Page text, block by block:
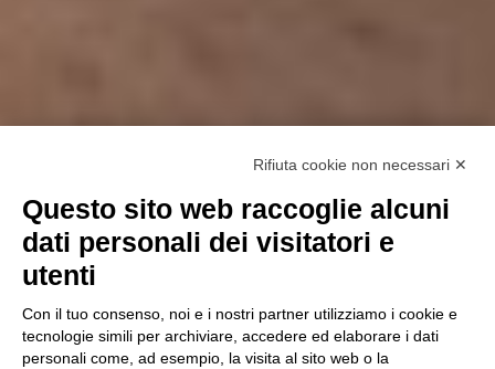
Rifiuta cookie non necessari ✕
Questo sito web raccoglie alcuni
dati personali dei visitatori e
utenti
Con il tuo consenso, noi e i nostri partner utilizziamo i cookie e
tecnologie simili per archiviare, accedere ed elaborare i dati
personali come, ad esempio, la visita al sito web o la